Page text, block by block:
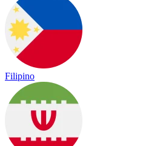
Filipino